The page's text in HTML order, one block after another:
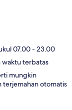
07.00 - 23.00
waktu terbatas
mungkin
terjemahan otomatis